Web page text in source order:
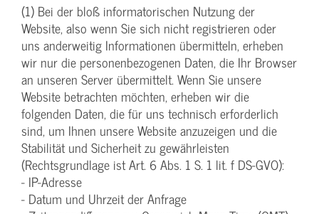
(1) Bei der bloß informatorischen Nutzung der
Website, also wenn Sie sich nicht registrieren oder
uns anderweitig Informationen übermitteln, erheben
wir nur die personenbezogenen Daten, die Ihr Browser
an unseren Server übermittelt. Wenn Sie unsere
Website betrachten möchten, erheben wir die
folgenden Daten, die für uns technisch erforderlich
sind, um Ihnen unsere Website anzuzeigen und die
Stabilität und Sicherheit zu gewährleisten
(Rechtsgrundlage ist Art. 6 Abs. 1 S. 1 lit. f DS-GVO):
- IP-Adresse
- Datum und Uhrzeit der Anfrage